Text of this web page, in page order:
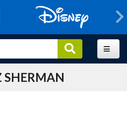
SHERMAN